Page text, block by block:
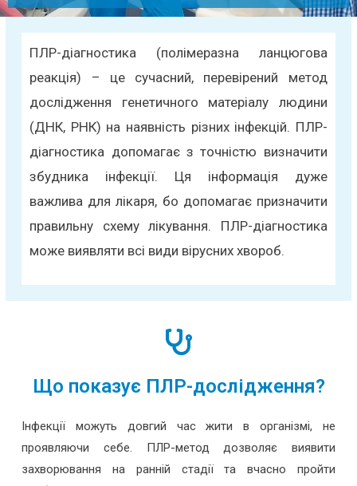
ПЛР-діагностика (полімеразна ланцюгова
реакція) – це сучасний, перевірений метод
дослідження генетичного матеріалу людини
(ДНК, РНК) на наявність різних інфекцій. ПЛР-
діагностика допомагає з точністю визначити
збудника інфекції. Ця інформація дуже
важлива для лікаря, бо допомагає призначити
правильну схему лікування. ПЛР-діагностика
може виявляти всі види вірусних хвороб.
Що показує ПЛР-дослідження?
Інфекції можуть довгий час жити в організмі, не
проявляючи себе. ПЛР-метод дозволяє виявити
захворювання на ранній стадії та вчасно пройти